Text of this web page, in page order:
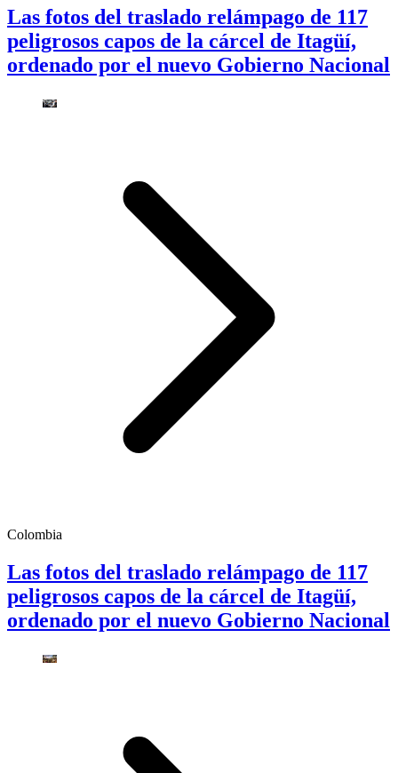
Las fotos del traslado relámpago de 117
peligrosos capos de la cárcel de Itagüí,
ordenado por el nuevo Gobierno Nacional
Colombia
Las fotos del traslado relámpago de 117
peligrosos capos de la cárcel de Itagüí,
ordenado por el nuevo Gobierno Nacional